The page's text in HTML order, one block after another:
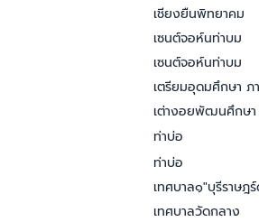
เชียงยืนพิทยาคม
เซนต์จอห์นท่าบม
เซนต์จอห์นท่าบม
เตรียมอุดมศึกษา ภ
เต่างอยพัฒนศึกษา
ท่าบ่อ
ท่าบ่อ
เทศบาล๑"บุรีราษฎ
เทศบาลวัดกลาง